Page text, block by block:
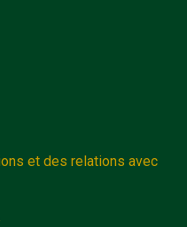
et des relations avec